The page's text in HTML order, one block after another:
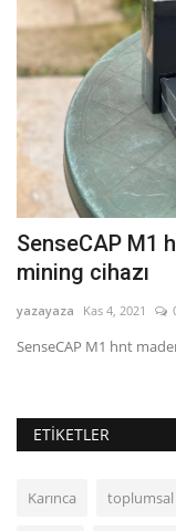
SenseCAP M1
mining cihazı
yazayaza Kas 4, 2021
SenseCAP M1 hnt
ETIKETLER
Karınca toplumsal